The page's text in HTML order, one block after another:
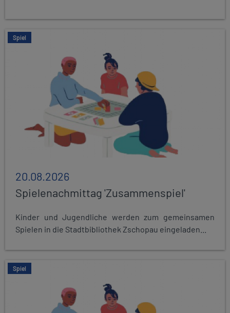
Spiel
20.08.2026
Spielenachmittag 'Zusammenspiel'
Kinder und Jugendliche werden zum gemeinsamen
Spielen in die Stadtbibliothek Zschopau eingeladen...
Spiel